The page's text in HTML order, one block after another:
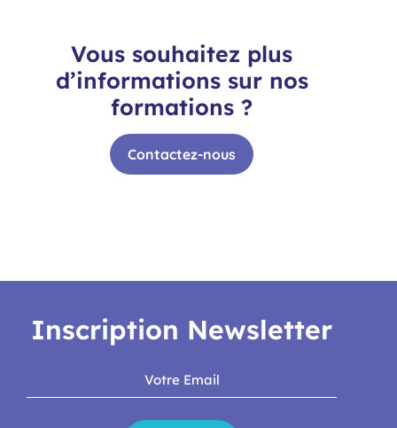
Vous souhaitez plus
d’informations sur nos
formations ?
Contactez-nous
Inscription Newsletter